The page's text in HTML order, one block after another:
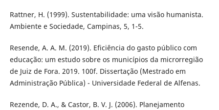
Rattner, H. (1999). Sustentabilidade: uma visão humanista.
Ambiente e Sociedade, Campinas, 5, 1-5.
Resende, A. A. M. (2019). Eficiência do gasto público com
educação: um estudo sobre os municípios da microrregião
de Juiz de Fora. 2019. 100f. Dissertação (Mestrado em
Administração Pública) - Universidade Federal de Alfenas.
Rezende, D. A., & Castor, B. V. J. (2006). Planejamento